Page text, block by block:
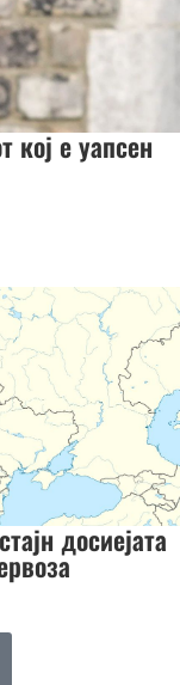
кој е уапсен
досиејата